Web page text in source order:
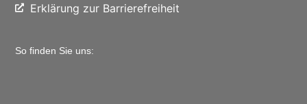
Erklärung zur Barrierefreiheit
So finden Sie uns: